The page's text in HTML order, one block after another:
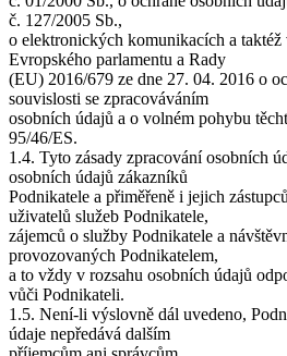
č. 127/2005 Sb.,
o elektronických komunikacích a
Evropského parlamentu a Rady
(EU) 2016/679 ze dne 27. 04. 2016 o
souvislosti se zpracováváním
osobních údajů a o volném pohybu
95/46/ES.
1.4. Tyto zásady zpracování osobních
osobních údajů zákazníků
Podnikatele a přiměřeně i jejich
uživatelů služeb Podnikatele,
zájemců o služby Podnikatele a
provozovaných Podnikatelem,
a to vždy v rozsahu osobních údajů
vůči Podnikateli.
1.5. Není-li výslovně dál uvedeno,
údaje nepředává dalším